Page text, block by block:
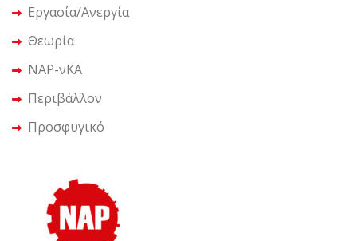
Εργασία/Ανεργία
Θεωρία
ΝΑΡ-νΚΑ
Περιβάλλον
Προσφυγικό